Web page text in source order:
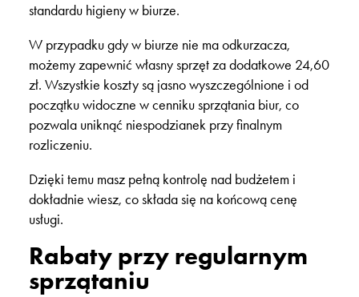
standardu higieny w biurze.
W przypadku gdy w biurze nie ma odkurzacza,
możemy zapewnić własny sprzęt za dodatkowe 24,60
zł. Wszystkie koszty są jasno wyszczególnione i od
początku widoczne wcenniku sprzątania biur, co
pozwala uniknąć niespodzianek przy finalnym
rozliczeniu.
Dzięki temu masz pełną kontrolę nad budżetem i
dokładnie wiesz, co składa się na końcową cenę
usługi.
Rabaty przy regularnym
sprzątaniu